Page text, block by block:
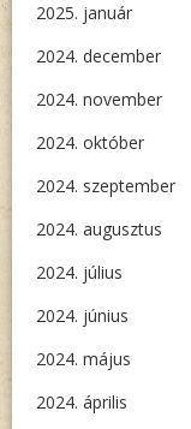
2025. január
2024. december
2024. november
2024. október
2024. szeptember
2024. augusztus
2024. július
2024. június
2024. május
2024. április